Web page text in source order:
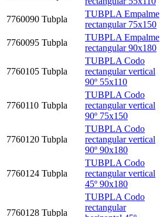
7760090 Tubpla
TUBPLA Empalme
rectangular 75x150
7760095 Tubpla
TUBPLA Empalme
rectangular 90x180
7760105 Tubpla
TUBPLA Codo
rectangular vertical
90º 55x110
7760110 Tubpla
TUBPLA Codo
rectangular vertical
90º 75x150
7760120 Tubpla
TUBPLA Codo
rectangular vertical
90º 90x180
7760124 Tubpla
TUBPLA Codo
rectangular vertical
45º 90x180
7760128 Tubpla
TUBPLA Codo
rectangular